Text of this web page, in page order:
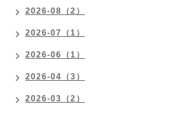
2026-08（2）
2026-07（1）
2026-06（1）
2026-04（3）
2026-03（2）